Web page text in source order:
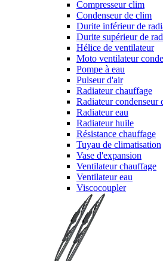
Compresseur clim
Condenseur de clim
Durite inférieur de
Durite supérieur de
Hélice de ventilateur
Moto ventilateur
Pompe à eau
Pulseur d'air
Radiateur chauffage
Radiateur condenseur
Radiateur eau
Radiateur huile
Résistance chauffage
Tuyau de climatisation
Vase d'expansion
Ventilateur chauffage
Ventilateur eau
Viscocoupler